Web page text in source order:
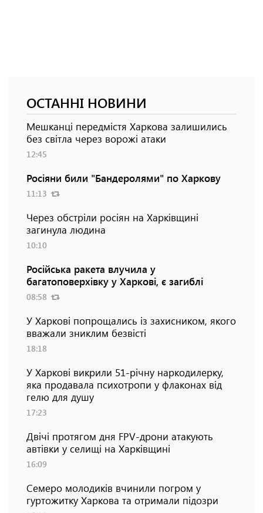
ОСТАННІ НОВИНИ
Мешканці передмістя Харкова залишились
без світла через ворожі атаки
12:45
Росіяни били "Бандеролями" по Харкову
11:13
Через обстріли росіян на Харківщині
загинула людина
10:10
Російська ракета влучила у
багатоповерхівку у Харкові, є загиблі
08:58
У Харкові попрощались із захисником, якого
вважали зниклим безвісті
18:18
У Харкові викрили 51-річну наркодилерку,
яка продавала психотропи у флаконах від
гелю для душу
17:23
Двічі протягом дня FPV-дрони атакують
автівки у селищі на Харківщині
16:09
Семеро молодиків вчинили погром у
гуртожитку Харкова та отримали підозри